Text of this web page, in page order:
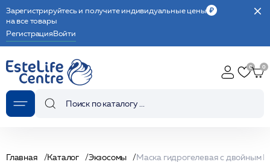
Зарегистрируйтесь и получите индивидуальные цены
на все товары
РегистрацияВойти
Главная Каталог Экзосомы